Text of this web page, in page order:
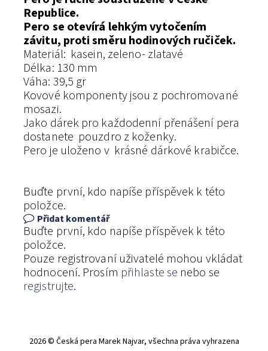
Republice.
Pero se otevírá lehkým vytočením
závitu, proti směru hodinových ručiček.
Materiál: kasein, zeleno- zlatavé
Délka: 130 mm
Váha: 39,5 gr
Kovové komponenty jsou z pochromované
mosazi.
Jako dárek pro každodenní přenášení pera
dostanete pouzdro z koženky.
Pero je uloženo v krásné dárkové krabičce.
Buďte první, kdo napíše příspěvek k této
položce.
Přidat komentář
Buďte první, kdo napíše příspěvek k této
položce.
Pouze registrovaní uživatelé mohou vkládat
hodnocení. Prosím přihlaste se nebo se
registrujte.
2026 © Česká pera Marek Najvar, všechna práva vyhrazena